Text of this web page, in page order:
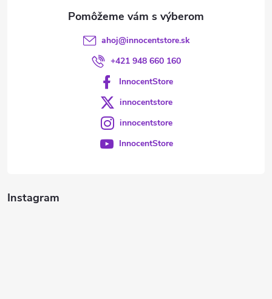
Instagram
ahoj@innocentstore.sk
+421 948 660 160
InnocentStore
innocentstore
innocentstore
InnocentStore